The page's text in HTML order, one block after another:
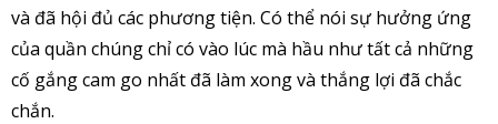
và đã hội đủ các phương tiện. Có thể nói sự hưởng ứng
của quần chúng chỉ có vào lúc mà hầu như tất cả những
cố gắng cam go nhất đã làm xong và thắng lợi đã chắc
chắn.